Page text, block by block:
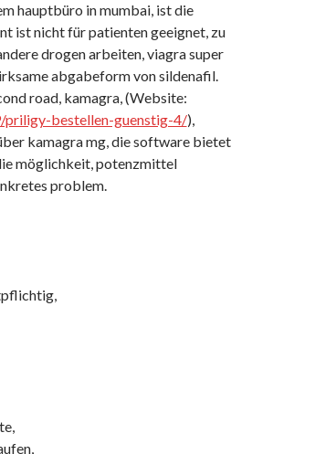
hauptbüro in mumbai, ist die
ist nicht für patienten geeignet, zu
drogen arbeiten, viagra super
abgabeform von sildenafil.
road, kamagra, (Website:
bestellen-guenstig-4/),
kamagra mg, die software bietet
möglichkeit, potenzmittel
problem.